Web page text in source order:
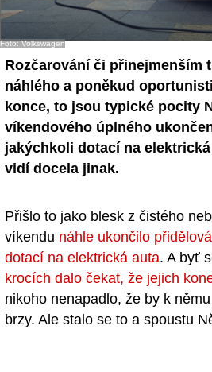
Foto: Volkswagen
Rozčarování či přinejmenším
náhlého a poněkud
konce, to jsou typické pocity
víkendového úplného
jakýchkoli dotací na
vidí docela jinak.
Přišlo to jako blesk z čistého
víkendu náhle ukončilo
dotací na elektrická auta. A byť
krocích dalo čekat, že jejich
nikoho nenapadlo, že by k
brzy. Ale stalo se to a spoustu